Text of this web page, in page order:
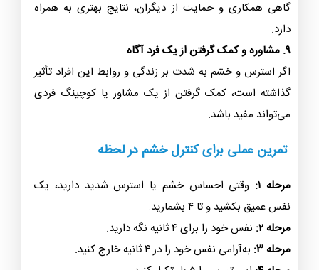
گاهی همکاری و حمایت از دیگران، نتایج بهتری به همراه
دارد.
۹. مشاوره و کمک گرفتن از یک فرد آگاه
اگر استرس و خشم به شدت بر زندگی و روابط این افراد تأثیر
گذاشته است، کمک گرفتن از یک مشاور یا کوچینگ فردی
می‌تواند مفید باشد.
تمرین عملی برای کنترل خشم در لحظه
مرحله ۱:
وقتی احساس خشم یا استرس شدید دارید، یک
نفس عمیق بکشید و تا ۴ بشمارید.
مرحله ۲:
نفس خود را برای ۴ ثانیه نگه دارید.
مرحله ۳:
به‌آرامی نفس خود را در ۴ ثانیه خارج کنید.